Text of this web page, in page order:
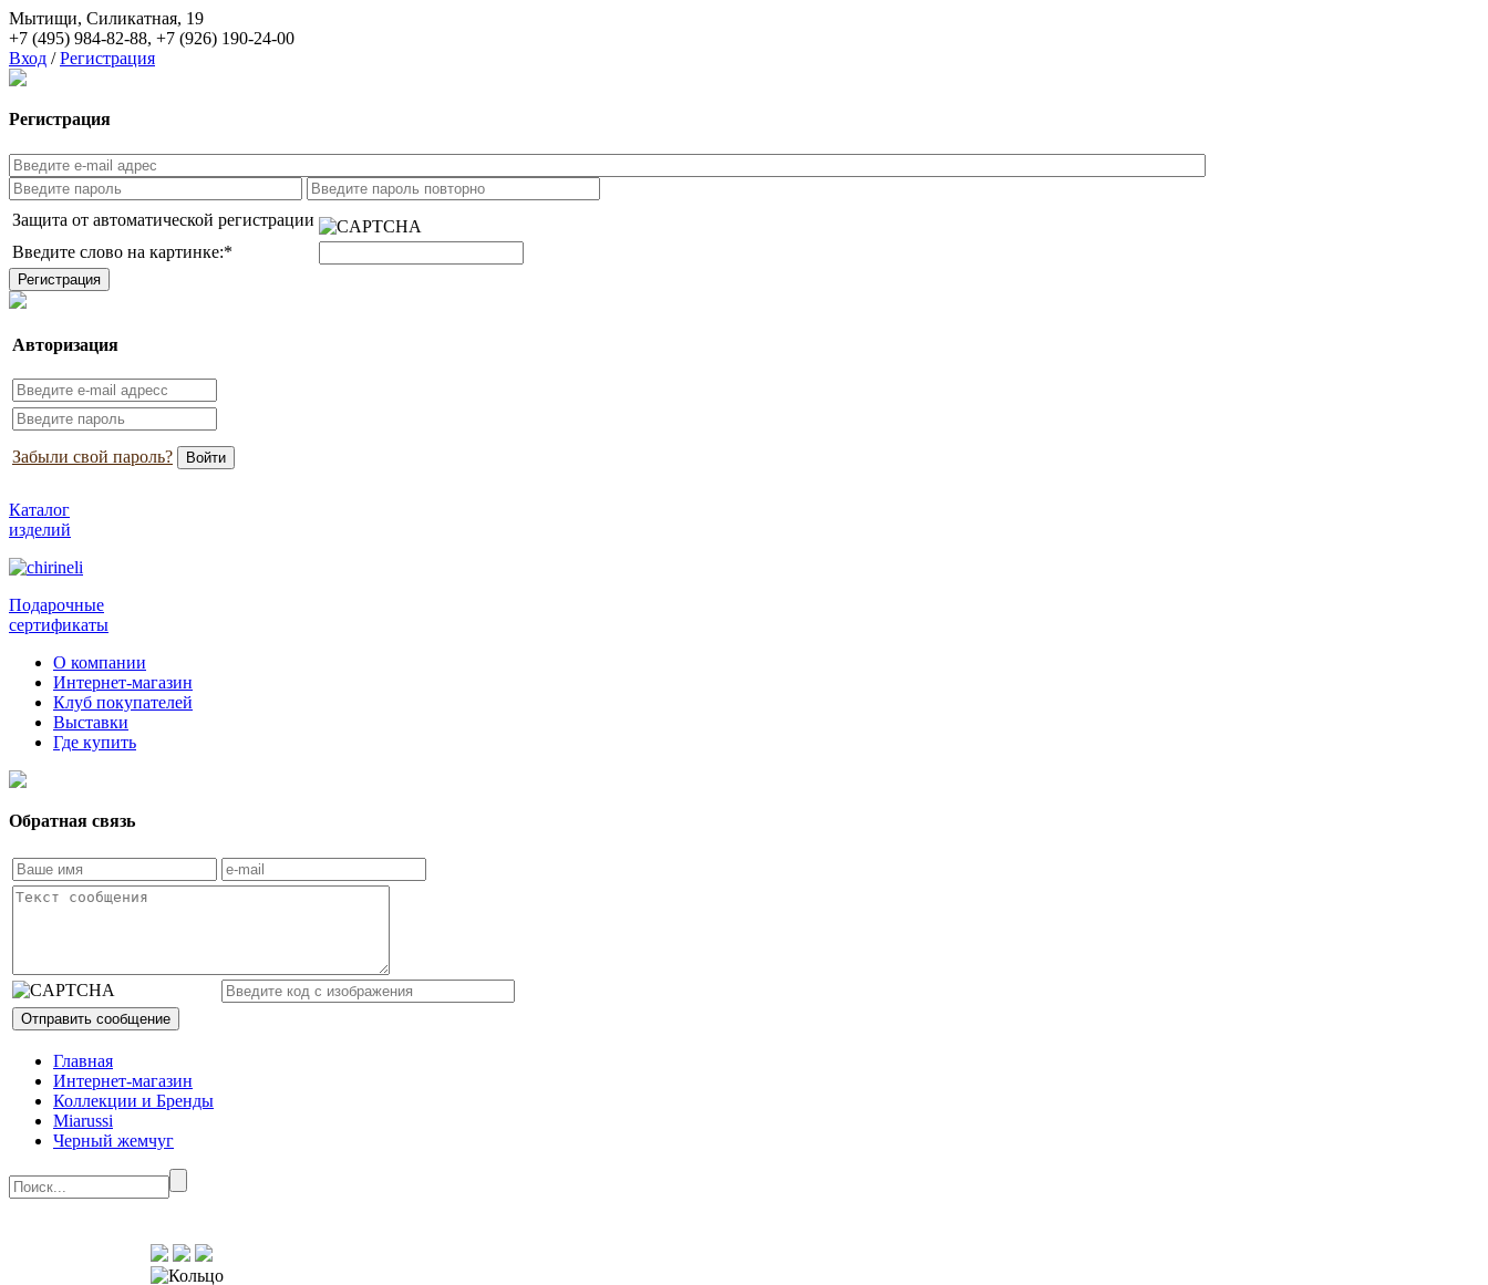
Мытищи, Силикатная, 19
+7 (495) 984-82-88, +7 (926) 190-24-00
Вход / Регистрация
Регистрация
Защита от автоматической регистрации
Введите слово на картинке:*
Авторизация
Забыли свой пароль?
Каталог
изделий
Подарочные
сертификаты
О компании
Интернет-магазин
Клуб покупателей
Выставки
Где купить
Обратная связь
Главная
Интернет-магазин
Коллекции и Бренды
Miarussi
Черный жемчуг